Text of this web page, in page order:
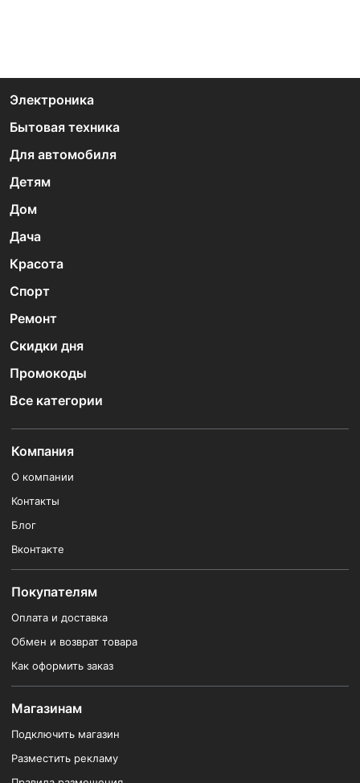
Электроника
Бытовая техника
Для автомобиля
Детям
Дом
Дача
Красота
Спорт
Ремонт
Скидки дня
Промокоды
Все категории
Компания
О компании
Контакты
Блог
Вконтакте
Покупателям
Оплата и доставка
Обмен и возврат товара
Как оформить заказ
Магазинам
Подключить магазин
Разместить рекламу